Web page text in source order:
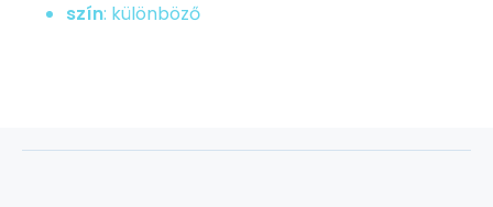
szín: különböző